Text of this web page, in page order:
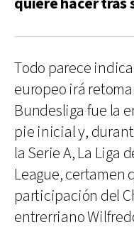
Todo parece
europeo irá
Bundesliga fue la
pie inicial y,
la Serie A, La Liga
League, certamen
participación del
entrerriano